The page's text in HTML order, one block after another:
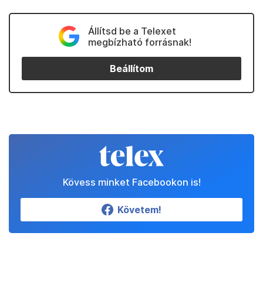
Állítsd be a Telexet
megbízható forrásnak!
Beállítom
Kövess minket Facebookon is!
Követem!